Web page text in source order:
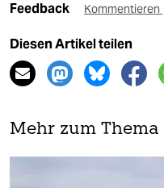
Feedback Kommentieren
Diesen Artikel teilen
Mehr zum Thema